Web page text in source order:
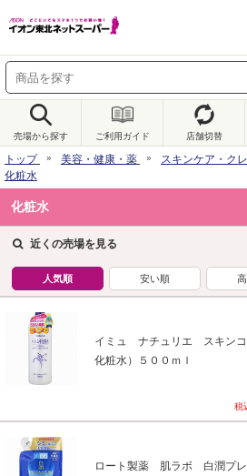
売場から探す ご利用ガイド 店舗切替
トップ 美容・健康・薬 スキンケア・ク
化粧水
化粧水
近くの売場を見る
人気順 安い順
イミュ ナチュリエ スキン
化粧水）５００ｍｌ
税
ロート製薬 肌ラボ 白潤プ